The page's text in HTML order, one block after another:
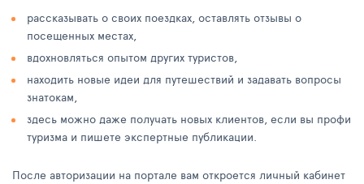
рассказывать о своих поездках, оставлять отзывы о
посещенных местах,
вдохновляться опытом других туристов,
находить новые идеи для путешествий и задавать вопросы
знатокам,
здесь можно даже получать новых клиентов, если вы профи
туризма и пишете экспертные публикации.
После авторизации на портале вам откроется личный кабинет